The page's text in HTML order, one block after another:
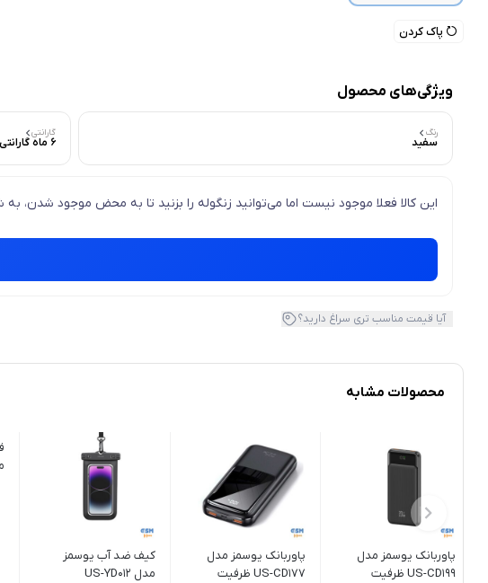
پاک کردن
ویژگی‌های محصول
رنگ
سفید
گارانتی
6 ماه گارانتی شرکتی
این کالا فعلا موجود نیست اما می‌توانید زنگوله را بزنید تا به محض موجود شدن،
آیا قیمت مناسب تری سراغ دارید؟
محصولات مشابه
پاوربانک یوسمز مدل
US-CD199 ظرفیت
پاوربانک یوسمز مدل
US-CD177 ظرفیت
کیف ضد آب یوسمز
مدل US-YD012